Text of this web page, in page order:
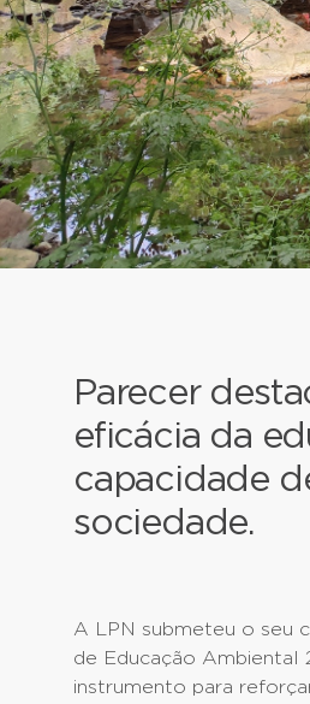
Parecer
eficácia da
capacidade
sociedade.
A LPN submeteu o seu
de Educação Ambiental
instrumento para